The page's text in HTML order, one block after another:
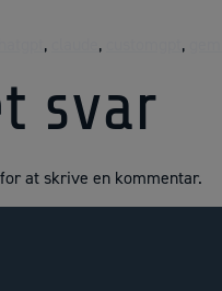
, , ,
svar
for at skrive en kommentar.